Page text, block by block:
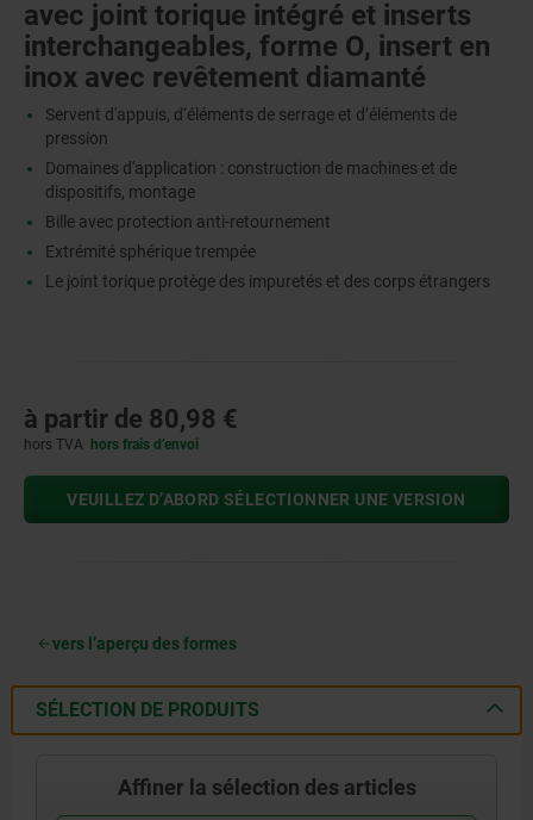
avec joint torique intégré et inserts
interchangeables, forme O, insert en
inox avec revêtement diamanté
Servent d'appuis, d‘éléments de serrage et d’éléments de
pression
Domaines d'application : construction de machines et de
dispositifs, montage
Bille avec protection anti-retournement
Extrémité sphérique trempée
Le joint torique protège des impuretés et des corps étrangers
à partir de 80,98 €
hors TVA hors frais d’envoi
VEUILLEZ D’ABORD SÉLECTIONNER UNE VERSION
vers l’aperçu des formes
SÉLECTION DE PRODUITS
Affiner la sélection des articles